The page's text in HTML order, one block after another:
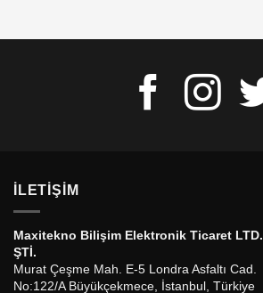
İLETIŞIM
Maxitekno Bilişim Elektronik Ticaret LTD.
ŞTİ.
Murat Çeşme Mah. E-5 Londra Asfaltı Cad.
No:122/A Büyükçekmece, İstanbul, Türkiye